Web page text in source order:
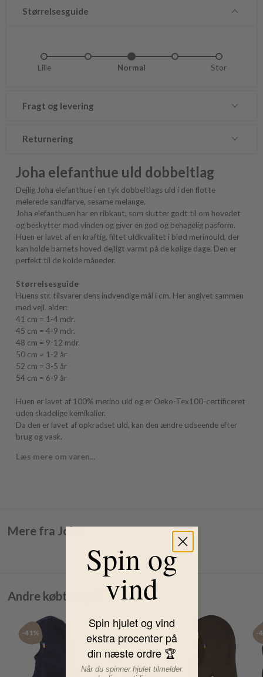
Størrelsesguide
Lille Normal Stor
Fragt og levering
Returnering
Joha elefanthue uld dobbeltlag
Dejlig Joha elefanthue i en tyk dobbeltlags uld i den flotte
melerede sandfarve, sesame melange.
Joha elefanthuen har en ribkant, som slutter godt til om hovedet
og beskytter mod vinden og giver en god og behagelig pasform.
Huen er lavet af en kraftig, filtet uldkvalitet i blød merinould, der
kan holde barnets hoved dejligt varmt på de kølige dage. Den er
perfekt til de kolde måneder.
Størrelsesguide
Huens str. tilsvarer dens indvendige mål i cm. Her angivet sammen
med vejl. alder:
41 cm = 1-4 mdr.
45 cm = 4-9 mdr.
48 cm = 9-12 mdr.
50 cm = 1-2 år
52 cm = 3-5 år
54 cm = 6-9 år
Huen er lavet af 100% merino uld og er Oeko-Tex100-certificeret
uden skadelige kemikalier.
Da den er lavet af opkradset uld, kan den ændre udseende efter
brug og vask.
Læs mere om varen...
Mere fra Joha
Andre købte også
-41% -
Spin og
vind
Spin hjulet og vind
ekstra procenter på
din næste ordre 🏆
Når du spinner hjulet tilmelder